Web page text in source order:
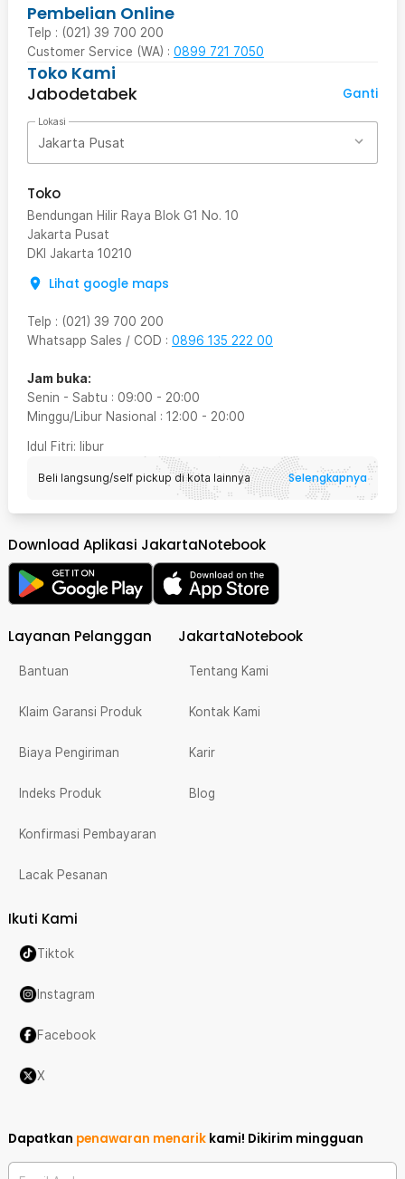
Pembelian Online
Telp : (021) 39 700 200
Customer Service (WA) : 0899 721 7050
Toko Kami
Jabodetabek
Ganti
Lokasi
Jakarta Pusat
Toko
Bendungan Hilir Raya Blok G1 No. 10
Jakarta Pusat
DKI Jakarta 10210
Lihat google maps
Telp : (021) 39 700 200
Whatsapp Sales / COD : 0896 135 222 00
Jam buka:
Senin - Sabtu : 09:00 - 20:00
Minggu/Libur Nasional : 12:00 - 20:00
Idul Fitri: libur
Beli langsung/self pickup di kota lainnya Selengkapnya
Download Aplikasi JakartaNotebook
Layanan Pelanggan
Bantuan
Klaim Garansi Produk
Biaya Pengiriman
Indeks Produk
Konfirmasi Pembayaran
Lacak Pesanan
JakartaNotebook
Tentang Kami
Kontak Kami
Karir
Blog
Ikuti Kami
Tiktok
Instagram
Facebook
X
Dapatkan penawaran menarik kami! Dikirim mingguan